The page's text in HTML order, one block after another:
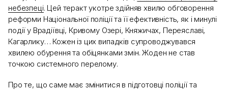
небезпеці. Цей теракт укотре здійняв хвилю обговорення
реформи Національної поліції та її ефективність, як і минулі
події у Врадіївці, Кривому Озері, Княжичах, Переяславі,
Кагарлику… Кожен із цих випадків супроводжувався
хвилею обурення та обіцянками змін. Жоден не став
точкою системного перелому.
Про те, що саме має змінитися в підготовці поліції та